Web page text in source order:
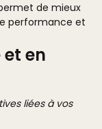
de mieux
performance et
en
liées à vos